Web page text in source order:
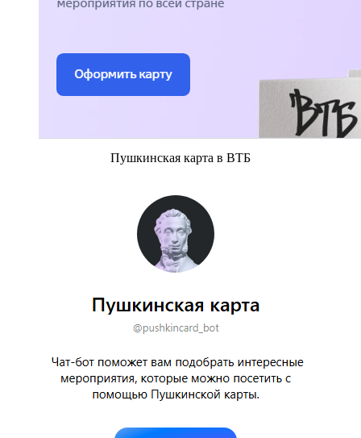
Пушкинская карта в ВТБ